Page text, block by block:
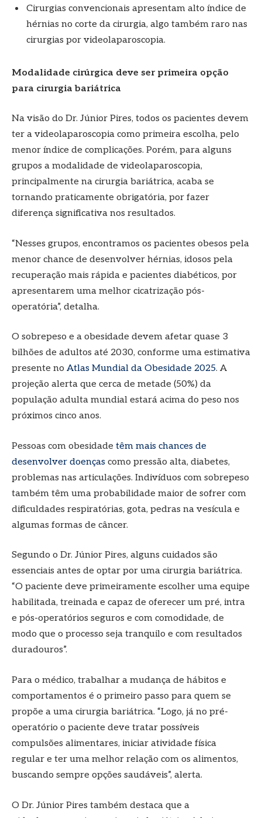
Cirurgias convencionais apresentam alto índice de
hérnias no corte da cirurgia, algo também raro nas
cirurgias por videolaparoscopia.
Modalidade cirúrgica deve ser primeira opção
para cirurgia bariátrica
Na visão do Dr. Júnior Pires, todos os pacientes devem
ter a videolaparoscopia como primeira escolha, pelo
menor índice de complicações. Porém, para alguns
grupos a modalidade de videolaparoscopia,
principalmente na cirurgia bariátrica, acaba se
tornando praticamente obrigatória, por fazer
diferença significativa nos resultados.
“Nesses grupos, encontramos os pacientes obesos pela
menor chance de desenvolver hérnias, idosos pela
recuperação mais rápida e pacientes diabéticos, por
apresentarem uma melhor cicatrização pós-
operatória”, detalha.
O sobrepeso e a obesidade devem afetar quase 3
bilhões de adultos até 2030, conforme uma estimativa
presente no Atlas Mundial da Obesidade 2025. A
projeção alerta que cerca de metade (50%) da
população adulta mundial estará acima do peso nos
próximos cinco anos.
Pessoas com obesidade têm mais chances de
desenvolver doenças como pressão alta, diabetes,
problemas nas articulações. Indivíduos com sobrepeso
também têm uma probabilidade maior de sofrer com
dificuldades respiratórias, gota, pedras na vesícula e
algumas formas de câncer.
Segundo o Dr. Júnior Pires, alguns cuidados são
essenciais antes de optar por uma cirurgia bariátrica.
“O paciente deve primeiramente escolher uma equipe
habilitada, treinada e capaz de oferecer um pré, intra
e pós-operatórios seguros e com comodidade, de
modo que o processo seja tranquilo e com resultados
duradouros”.
Para o médico, trabalhar a mudança de hábitos e
comportamentos é o primeiro passo para quem se
propõe a uma cirurgia bariátrica. “Logo, já no pré-
operatório o paciente deve tratar possíveis
compulsões alimentares, iniciar atividade física
regular e ter uma melhor relação com os alimentos,
buscando sempre opções saudáveis”, alerta.
O Dr. Júnior Pires também destaca que a